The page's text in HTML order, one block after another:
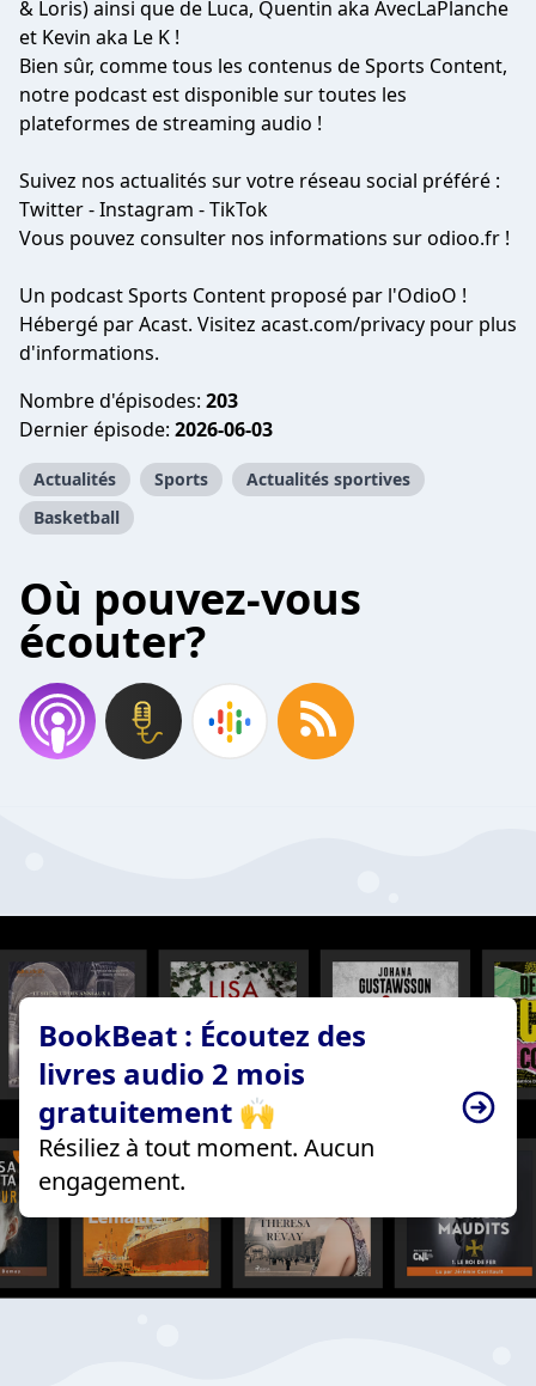
& Loris) ainsi que de Luca, Quentin aka AvecLaPlanche
et Kevin aka Le K !
Bien sûr, comme tous les contenus de Sports Content,
notre podcast est disponible sur toutes les
plateformes de streaming audio !
Suivez nos actualités sur votre réseau social préféré :
Twitter-Instagram -TikTok
Vous pouvez consulter nos informations surodioo.fr !
Un podcast Sports Content proposé par l'OdioO !
Hébergé par Acast. Visitez acast.com/privacy pour plus
d'informations.
Nombre d'épisodes: 203
Dernier épisode: 2026-06-03
Actualités Sports
Actualités sportives
Basketball
Où pouvez-vous
écouter?
BookBeat : Écoutez des
livres audio 2 mois
gratuitement 🙌
Résiliez à tout moment. Aucun
engagement.